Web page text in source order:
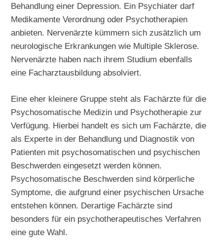
Behandlung einer Depression. Ein Psychiater darf
Medikamente Verordnung oder Psychotherapien
anbieten. Nervenärzte kümmern sich zusätzlich um
neurologische Erkrankungen wie Multiple Sklerose.
Nervenärzte haben nach ihrem Studium ebenfalls
eine Facharztausbildung absolviert.
Eine eher kleinere Gruppe steht als Fachärzte für die
Psychosomatische Medizin und Psychotherapie zur
Verfügung. Hierbei handelt es sich um Fachärzte, die
als Experte in der Behandlung und Diagnostik von
Patienten mit psychosomatischen und psychischen
Beschwerden eingesetzt werden können.
Psychosomatische Beschwerden sind körperliche
Symptome, die aufgrund einer psychischen Ursache
entstehen können. Derartige Fachärzte sind
besonders für ein psychotherapeutisches Verfahren
eine gute Wahl.